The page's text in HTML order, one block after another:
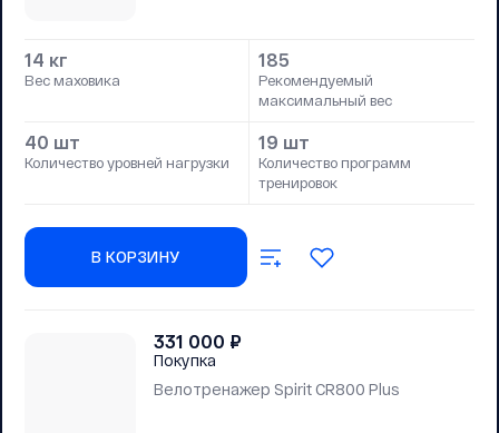
14 кг
Вес маховика
185
Рекомендуемый
максимальный вес
40 шт
Количество уровней нагрузки
19 шт
Количество программ
тренировок
В КОРЗИНУ
331 000 ₽
Покупка
Велотренажер Spirit CR800 Plus